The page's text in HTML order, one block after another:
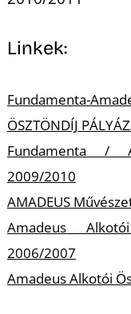
Linkek:
Fundamenta-
ÖSZTÖNDÍJ
Fundamenta /
2009/2010
AMADEUS
Amadeus
2006/2007
Amadeus Alkotói